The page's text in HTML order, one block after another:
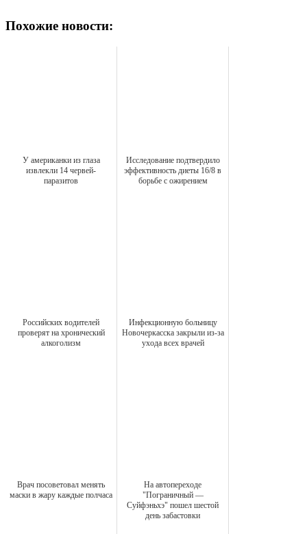
Похожие новости:
У американки из глаза
извлекли 14 червей-
паразитов
Исследование подтвердило
эффективность диеты 16/8 в
борьбе с ожирением
Российских водителей
проверят на хронический
алкоголизм
Инфекционную больницу
Новочеркасска закрыли из-за
ухода всех врачей
Врач посоветовал менять
маски в жару каждые полчаса
На автопереходе
"Пограничный —
Суйфэньхэ" пошел шестой
день забастовки